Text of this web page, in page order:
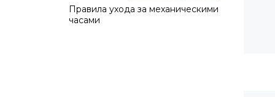
Правила ухода за механическими
часами